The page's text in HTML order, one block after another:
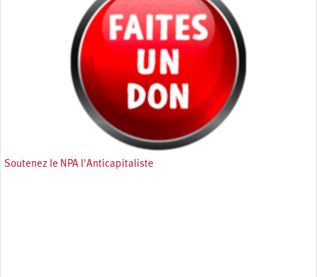
Soutenez le NPA l'Anticapitaliste